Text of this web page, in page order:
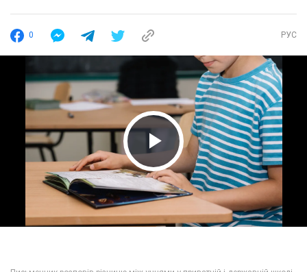
0 РУС
Play Video